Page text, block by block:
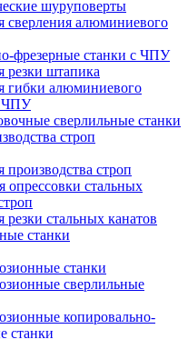
шуруповерты
сверления алюминиевого
фрезерные станки с ЧПУ
резки штапика
гибки алюминиевого
ЧПУ
сверлильные станки
строп
производства строп
опрессовки стальных
резки стальных канатов
станки
станки
сверлильные
копировально-
станки